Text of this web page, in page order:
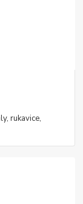
rukavice,